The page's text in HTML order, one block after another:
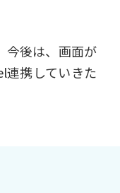
今後は、画面が
連携していきた